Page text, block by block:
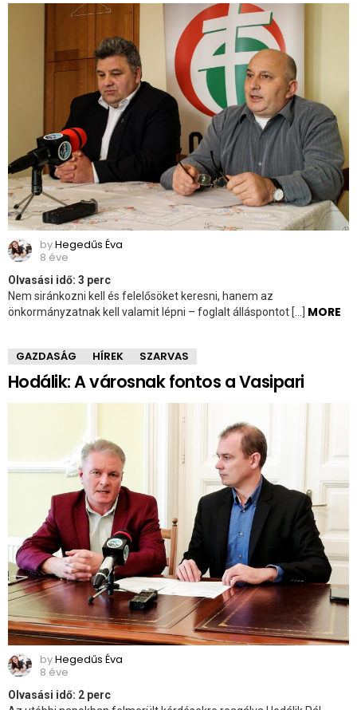
byHegedűs Éva
8 éve
Olvasási idő: 3 perc
Nem siránkozni kell és felelősöket keresni, hanem az
önkormányzatnak kell valamit lépni – foglalt álláspontot […] MORE
GAZDASÁG HÍREK SZARVAS
Hodálik: A városnak fontos a Vasipari
byHegedűs Éva
8 éve
Olvasási idő: 2 perc